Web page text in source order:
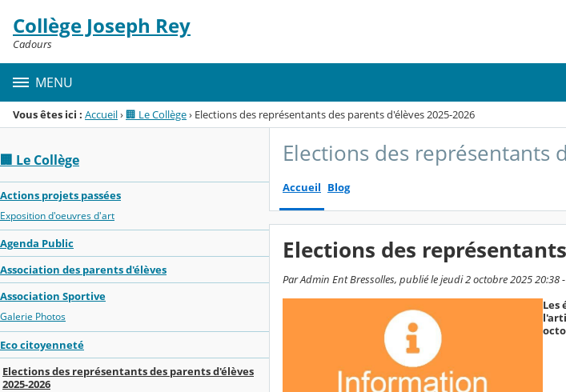
Menu de la rubrique
Contenu
Collège Joseph Rey
Cadours
MENU
Vous êtes ici : Accueil›🏢 Le Collège› Elections des représentants des parents d'élèves 2025-2026
🏢 Le Collège
Actions projets passées
Exposition d'oeuvres d'art
Agenda Public
Association des parents d'élèves
Association Sportive
Galerie Photos
Eco citoyenneté
Elections des représentants des parents d'élèves
2025-2026
Elections des représentants
Accueil Blog
Elections des
Par Admin Ent Bressolles, publié le jeudi 2 octobre 2025
Les